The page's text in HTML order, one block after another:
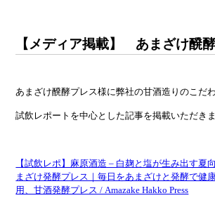
【メディア掲載】 あまざけ醗
あまざけ醗酵プレス様に弊社の甘酒造りのこだわ
試飲レポートを中心とした記事を掲載いただきま
【試飲レポ】麻原酒造 – 白麹と塩が生み出す夏
まざけ発酵プレス｜毎日をあまざけと発酵で健
用、甘酒発酵プレス / Amazake Hakko Press